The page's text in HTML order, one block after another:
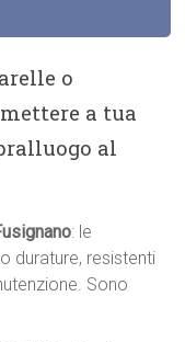
o
a tua
al
: le
durature, resistenti
Sono